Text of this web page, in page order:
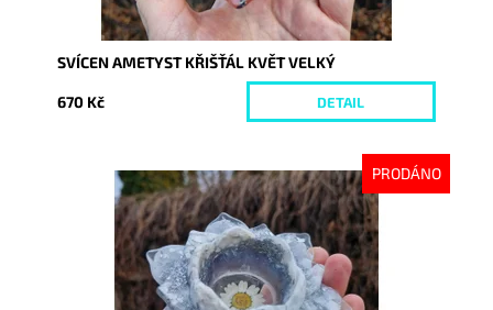
SVÍCEN AMETYST KŘIŠŤÁL KVĚT VELKÝ
670 Kč DETAIL
PRODÁNO
Dostupnost:
Vyprodáno
10028